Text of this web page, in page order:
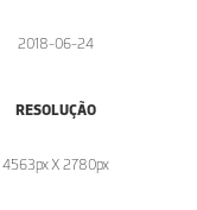
2018-06-24
RESOLUÇÃO
4563px X 2780px